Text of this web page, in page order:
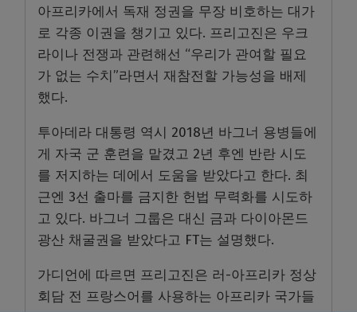
아프리카에서 독재 정권을 무장 비호하는 대가
로 각종 이권을 챙기고 있다. 프리고진은 우크
라이나 전쟁과 관련해선 “우리가 관여할 필요
가 없는 수치”라면서 재참전할 가능성을 배제
했다.
투아데라 대통령 역시 2018년 바그너 용병들에
게 자국 군 훈련을 맡겼고 2년 후엔 반란 시도
를 저지하는 데에서 도움을 받았다고 한다. 최
근엔 3선 출마를 금지한 헌법 무력화를 시도하
고 있다. 바그너 그룹은 대신 금과 다이아몬드
광산 채굴권을 받았다고 FT는 설명했다.
가디언에 따르면 프리고진은 러-아프리카 정상
회담 전 프랑스어를 사용하는 아프리카 국가들